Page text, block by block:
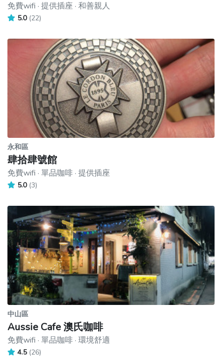
免費wifi · 提供插座 · 和善親人
5.0 (22)
永和區
肆拾肆號館
免費wifi · 單品咖啡 · 提供插座
5.0 (3)
中山區
Aussie Cafe 澳氏咖啡
免費wifi · 單品咖啡 · 環境舒適
4.5 (26)